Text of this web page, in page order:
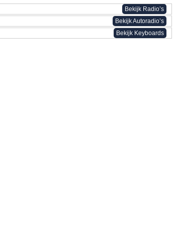
Bekijk Radio’s
Bekijk Autoradio’s
Bekijk Keyboards